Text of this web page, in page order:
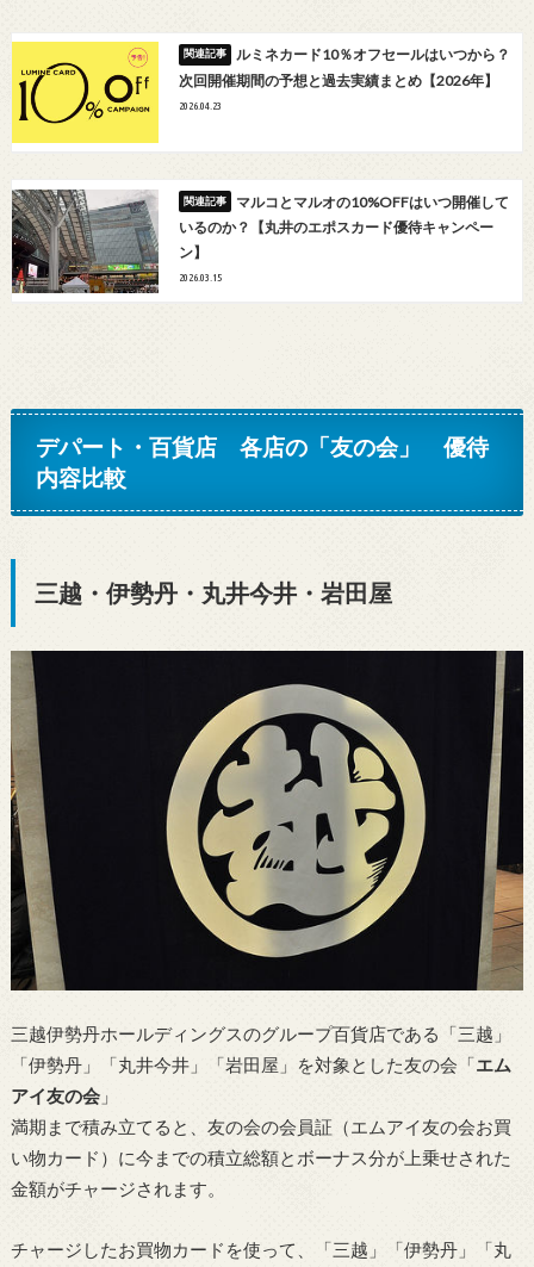
ルミネカード10％オフセールはいつから？
次回開催期間の予想と過去実績まとめ【2026年】
2026.04.23
マルコとマルオの10%OFFはいつ開催して
いるのか？【丸井のエポスカード優待キャンペー
ン】
2026.03.15
デパート・百貨店 各店の「友の会」 優待
内容比較
三越・伊勢丹・丸井今井・岩田屋
三越伊勢丹ホールディングスのグループ百貨店である「三越」
「伊勢丹」「丸井今井」「岩田屋」を対象とした友の会「エム
アイ友の会」
満期まで積み立てると、友の会の会員証（エムアイ友の会お買
い物カード）に今までの積立総額とボーナス分が上乗せされた
金額がチャージされます。
チャージしたお買物カードを使って、「三越」「伊勢丹」「丸